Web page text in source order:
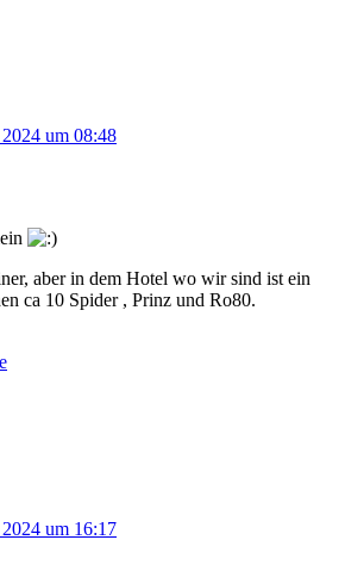
um 08:48
aber in dem Hotel wo wir sind ist ein
ca 10 Spider , Prinz und Ro80.
um 16:17